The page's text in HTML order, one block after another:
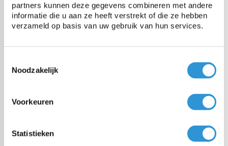
partners kunnen deze gegevens combineren met andere
informatie die u aan ze heeft verstrekt of die ze hebben
verzameld op basis van uw gebruik van hun services.
Noodzakelijk
Voorkeuren
Statistieken
Description
Heavy Duty et/ou à long terme.
industrielle, ou pour couvrir des machines, bateaux, remorque ou
La couche supérieure a une finition brillante pour un meilleur
nettoyage et une durée de vie plus longue. Produit Européen donc
Ourlet soudé tout autour et équipé des œillets en inox diam. intérieure